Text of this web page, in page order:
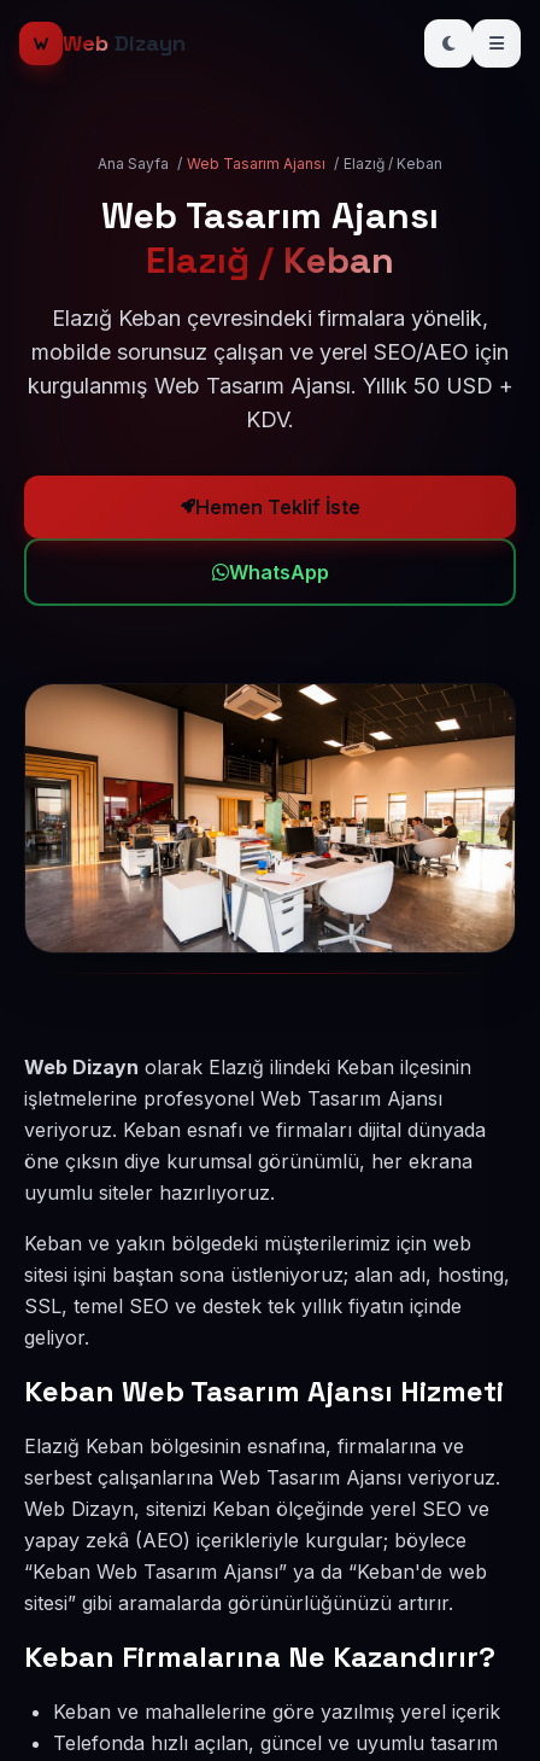
Web Dizayn
Ana Sayfa / Web Tasarım Ajansı / Elazığ / Keban
Web Tasarım Ajansı
Elazığ / Keban
Elazığ Keban çevresindeki firmalara yönelik,
mobilde sorunsuz çalışan ve yerel SEO/AEO için
kurgulanmış Web Tasarım Ajansı. Yıllık 50 USD +
KDV.
Hemen Teklif İste
WhatsApp
Web Dizayn olarak Elazığ ilindeki Keban ilçesinin
işletmelerine profesyonel Web Tasarım Ajansı
veriyoruz. Keban esnafı ve firmaları dijital dünyada
öne çıksın diye kurumsal görünümlü, her ekrana
uyumlu siteler hazırlıyoruz.
Keban ve yakın bölgedeki müşterilerimiz için web
sitesi işini baştan sona üstleniyoruz; alan adı, hosting,
SSL, temel SEO ve destek tek yıllık fiyatın içinde
geliyor.
Keban Web Tasarım Ajansı Hizmeti
Elazığ Keban bölgesinin esnafına, firmalarına ve
serbest çalışanlarına Web Tasarım Ajansı veriyoruz.
Web Dizayn, sitenizi Keban ölçeğinde yerel SEO ve
yapay zekâ (AEO) içerikleriyle kurgular; böylece
“Keban Web Tasarım Ajansı” ya da “Keban'de web
sitesi” gibi aramalarda görünürlüğünüzü artırır.
Keban Firmalarına Ne Kazandırır?
Keban ve mahallelerine göre yazılmış yerel içerik
Telefonda hızlı açılan, güncel ve uyumlu tasarım